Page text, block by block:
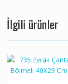
İlgili ürünler